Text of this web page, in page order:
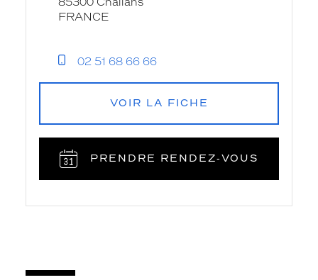
FRANCE
02 51 68 66 66
VOIR LA FICHE
PRENDRE RENDEZ‑VOUS